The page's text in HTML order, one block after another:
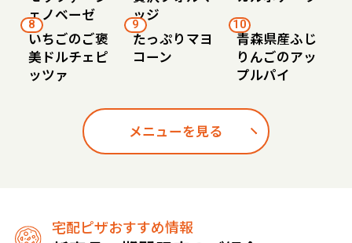
ェノベーゼ
ッジ
8
いちごのご褒
美ドルチェピ
ッツァ
9
たっぷりマヨ
コーン
10
青森県産ふじ
りんごのアッ
プルパイ
メニューを見る
宅配ピザおすすめ情報